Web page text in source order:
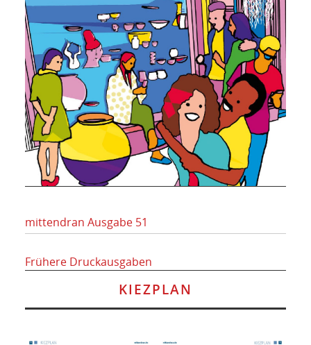
mittendran Ausgabe 51
Frühere Druckausgaben
KIEZPLAN